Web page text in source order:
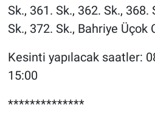
Sk., 361. Sk., 362. Sk., 368.
Sk., 372. Sk., Bahriye Üçok
Kesinti yapılacak saatler:
15:00
**************